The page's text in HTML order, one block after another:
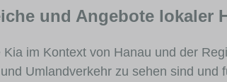
und Angebote lokaler
im Kontext von Hanau und der
Umlandverkehr zu sehen sind